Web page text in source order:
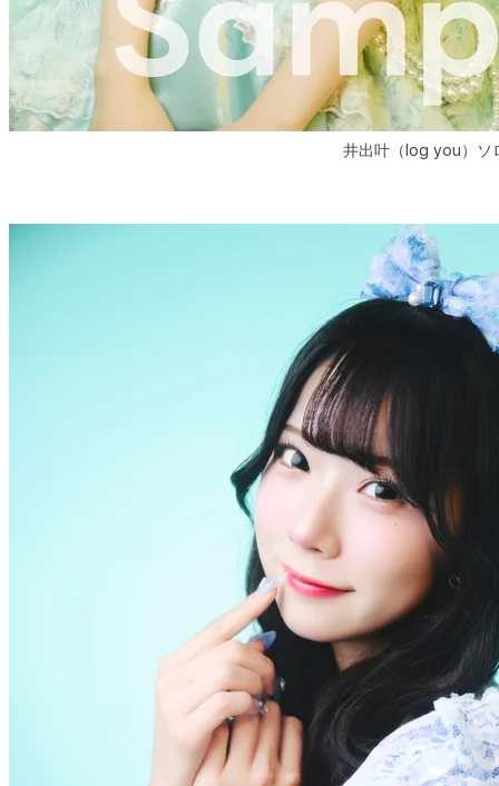
井出叶（log you）ソ